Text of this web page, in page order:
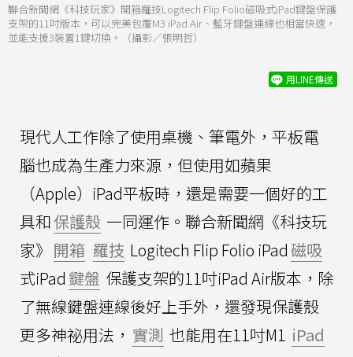
聯合新聞網《科技玩家》開箱羅技Logitech Flip Folio磁吸式iPad鍵盤保護
支架的11吋版本，可以完美包覆M3 iPad Air、藍牙鍵盤連線也相當快速，
並能支援3裝置1鍵切換。（攝影／張明哲）
用LINE傳送
現代人工作除了使用桌機、筆電外，平板電
腦也成為生產力來源，但使用如蘋果
（Apple）iPad平板時，還是需要一個好的工
具和保護殼 一同運作。聯合新聞網《科技玩
家》 開箱 羅技 Logitech Flip Folio iPad 磁吸
式iPad 鍵盤 保護支架的11吋iPad Air版本，除
了無線鍵盤連線後好上手外，還發現保護殼
更多神祕用法， 實測 也能用在11吋M1 iPad